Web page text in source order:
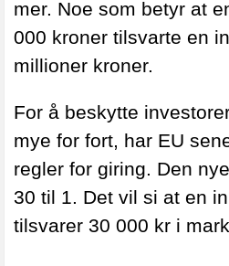
mer. Noe som betyr at
000 kroner tilsvarte en
millioner kroner.
For å beskytte
mye for fort, har EU
regler for giring. Den
30 til 1. Det vil si at en
tilsvarer 30 000 kr i